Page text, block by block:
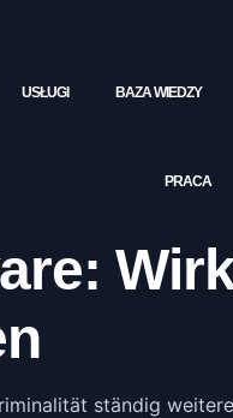
USŁUGI BAZA WIEDZY
PRACA
ständig